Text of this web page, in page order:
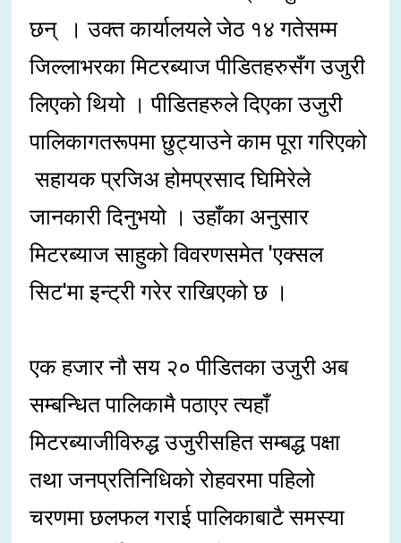
छन् । उक्त कार्यालयले जेठ १४ गतेसम्म
जिल्लाभरका मिटरब्याज पीडितहरुसँग उजुरी
लिएको थियो । पीडितहरुले दिएका उजुरी
पालिकागतरूपमा छुट्याउने काम पूरा गरिएको
सहायक प्रजिअ होमप्रसाद घिमिरेले
जानकारी दिनुभयो । उहाँका अनुसार
मिटरब्याज साहुको विवरणसमेत 'एक्सल
सिट'मा इन्ट्री गरेर राखिएको छ ।
एक हजार नौ सय २० पीडितका उजुरी अब
सम्बन्धित पालिकामै पठाएर त्यहाँ
मिटरब्याजीविरुद्ध उजुरीसहित सम्बद्ध पक्षा
तथा जनप्रतिनिधिको रोहवरमा पहिलो
चरणमा छलफल गराई पालिकाबाटै समस्या